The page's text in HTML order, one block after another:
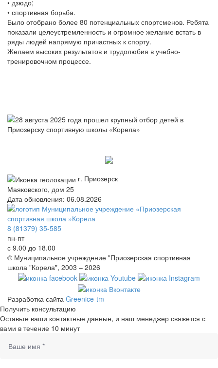
• дзюдо;
• спортивная борьба.
Было отобрано более 80 потенциальных спортсменов. Ребята
показали целеустремленность и огромное желание встать в
ряды людей напрямую причастных к спорту.
Желаем высоких результатов и трудолюбия в учебно-
тренировочном процессе.
г. Приозерск
Маяковского, дом 25
Дата обновления: 06.08.2026
8 (81379) 35-585
пн-пт
с 9.00 до 18.00
© Муниципальное учреждение "Приозерская спортивная
школа "Корела", 2003 – 2026
Разработка сайта Greenice-tm
Получить консультацию
Оставьте ваши контактные данные, и наш менеджер свяжется с
вами в течение 10 минут